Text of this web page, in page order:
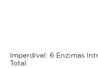
Imperdível: 6 Enzimas
Total